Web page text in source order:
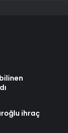
ihraç